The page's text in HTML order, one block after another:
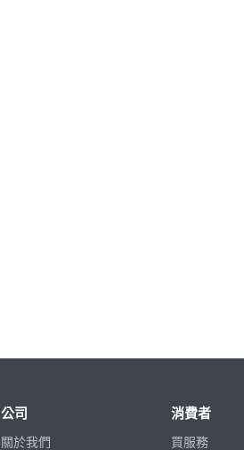
公司
關於我們
消費者
買服務